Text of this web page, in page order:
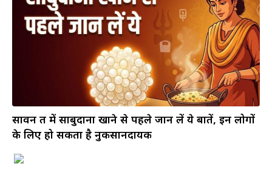
सावन व्रत में साबुदाना खाने से पहले जान लें ये बातें, इन लोगों
के लिए हो सकता है नुकसानदायक